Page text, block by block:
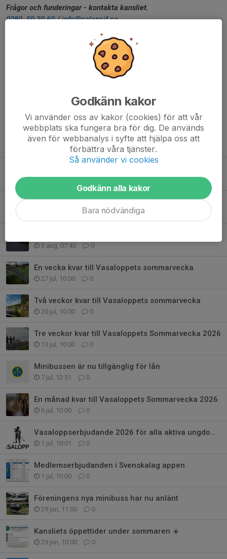
Frågor och funderingar - kontakta kansliet.
0280- 59 30 60/info@salensif.se
Tidigare nyheter
Funktionärsguide sommarveckan cykel 2026
0
3 aug, 07:40 0
En vecka kvar till Vasaloppets sommarvecka
27 jul, 10:00 0
Två veckor kvar till Vasaloppets sommarvecka
20 jul, 10:00 0
Tre veckor kvar till Vasaloppets Sommarvecka 2026
13 jul, 10:00 0
Minibussen är nu tillgänglig för lån
7 jul, 12:51 0
En månad kvar till Vasaloppets Sommarvecka 2026
6 jul, 10:00 0
Vasaloppserbjudande 2026 för alla aktiva ungdomar och ledare i Sälens IF
1 jul, 10:01 0
Medlemserbjudanden i Svenskalag appen
1 jul, 10:00 0
Föreningens nya minibuss har nu anlänt
29 jun, 11:00 0
Kansliets öppettider under sommaren ☀️
29 jun, 10:00 0
Godkänn kakor
Vi använder oss av kakor (cookies) för att vår
webbplats ska fungera bra för dig. De används
även för webbanalys i syfte att hjälpa oss att
förbättra våra tjänster.
Så använder vi cookies
Godkänn alla kakor
Bara nödvändiga